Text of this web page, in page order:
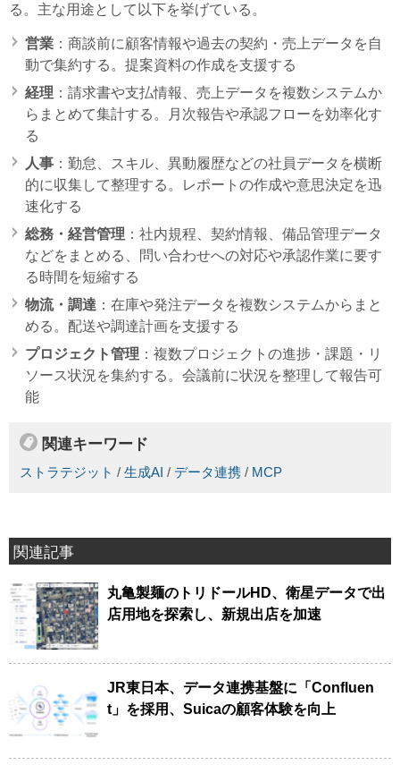
る。主な用途として以下を挙げている。
営業 ：商談前に顧客情報や過去の契約・売上データを自
動で集約する。提案資料の作成を支援する
経理 ：請求書や支払情報、売上データを複数システムか
らまとめて集計する。月次報告や承認フローを効率化す
る
人事 ：勤怠、スキル、異動履歴などの社員データを横断
的に収集して整理する。レポートの作成や意思決定を迅
速化する
総務・経営管理 ：社内規程、契約情報、備品管理データ
などをまとめる、問い合わせへの対応や承認作業に要す
る時間を短縮する
物流・調達 ：在庫や発注データを複数システムからまと
める。配送や調達計画を支援する
プロジェクト管理 ：複数プロジェクトの進捗・課題・リ
ソース状況を集約する。会議前に状況を整理して報告可
能
関連キーワード
ストラテジット / 生成AI / データ連携 / MCP
関連記事
丸亀製麺のトリドールHD、衛星データで出
店用地を探索し、新規出店を加速
JR東日本、データ連携基盤に「Confluen
t」を採用、Suicaの顧客体験を向上